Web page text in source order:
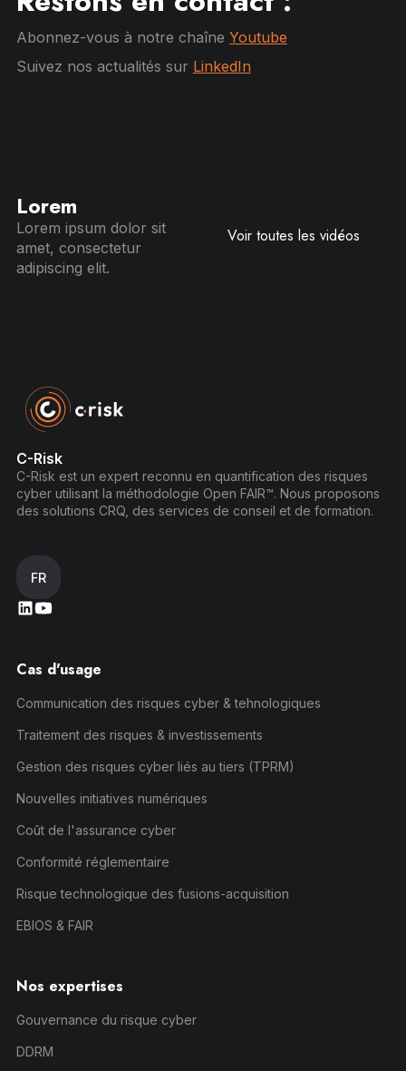
Abonnez-vous à notre chaîne Youtube
Suivez nos actualités sur LinkedIn
Lorem
Lorem ipsum dolor sit
amet, consectetur
adipiscing elit.
Voir toutes les vidéos
C-Risk
C-Risk est un expert reconnu en quantification des risques
cyber utilisant la méthodologie Open FAIR™. Nous proposons
des solutions CRQ, des services de conseil et de formation.
FR
Cas d'usage
Communication des risques cyber & tehnologiques
Traitement des risques & investissements
Gestion des risques cyber liés au tiers (TPRM)
Nouvelles initiatives numériques
Coût de l'assurance cyber
Conformité réglementaire
Risque technologique des fusions-acquisition
EBIOS & FAIR
Nos expertises
Gouvernance du risque cyber
DDRM